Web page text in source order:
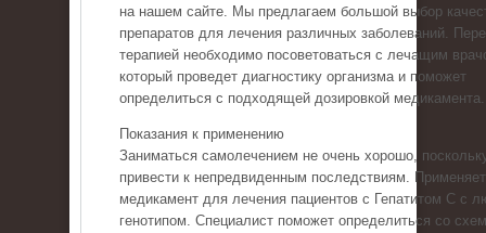
на нашем сайте. Мы предлагаем большой выбор
препаратов для лечения различных заболеваний.
терапией необходимо посоветоваться с лечащим
который проведет диагностику организма и поможет
определиться с подходящей дозировкой медикамента.
Показания к применению
Заниматься самолечением не очень хорошо,
привести к непредвиденным последствиям.
медикамент для лечения пациентов с Гепатитом С с
генотипом. Специалист поможет определиться со